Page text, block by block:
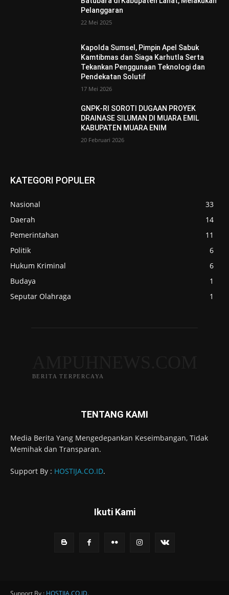
Pelanggaran
22 Mei 2025
Kapolda Sumsel, Pimpin Apel Sabuk
Kamtibmas dan Siaga Karhutla Serta
Tekankan Penggunaan Teknologi dan
Pendekatan Solutif
17 Mei 2026
GNPK-RI SOROTI DUGAAN PROYEK
DRAINASE SILUMAN DI MUARA EMIL
KABUPATEN MUARA ENIM
20 Februari 2026
KATEGORI POPULER
Nasional
33
Daerah
14
Pemerintahan
11
Politik
6
Hukum Kriminal
6
Budaya
1
Seputar Olahraga
1
BERITA TERPERCAYA
TENTANG KAMI
Media Berita Yang Mengedepankan Keseimbangan, Tidak
Memihak dan Transparan.
Support By : HOSTIJA.CO.ID.
Ikuti Kami